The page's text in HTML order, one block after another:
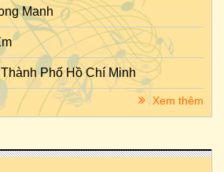
Manh
Phố Hồ Chí Minh
Xem thêm